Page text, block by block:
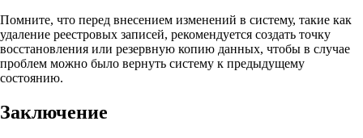
Помните, что перед внесением изменений в систему, такие как
удаление реестровых записей, рекомендуется создать точку
восстановления или резервную копию данных, чтобы в случае
проблем можно было вернуть систему к предыдущему
состоянию.
Заключение